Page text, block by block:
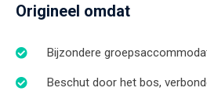
Origineel omdat
Bijzondere
Beschut door het bos,